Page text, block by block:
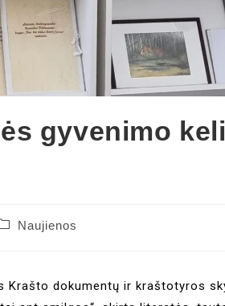
gyvenimo
Naujienos
Krašto dokumentų ir kraštotyros